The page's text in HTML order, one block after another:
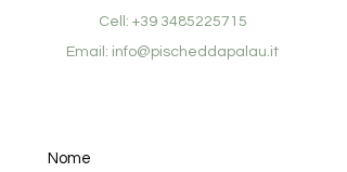
Cell: +39 3485225715
Email: info@pischeddapalau.it